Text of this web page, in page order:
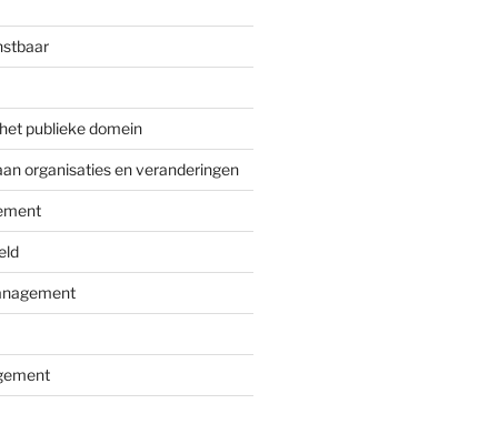
publieke domein
organisaties en veranderingen